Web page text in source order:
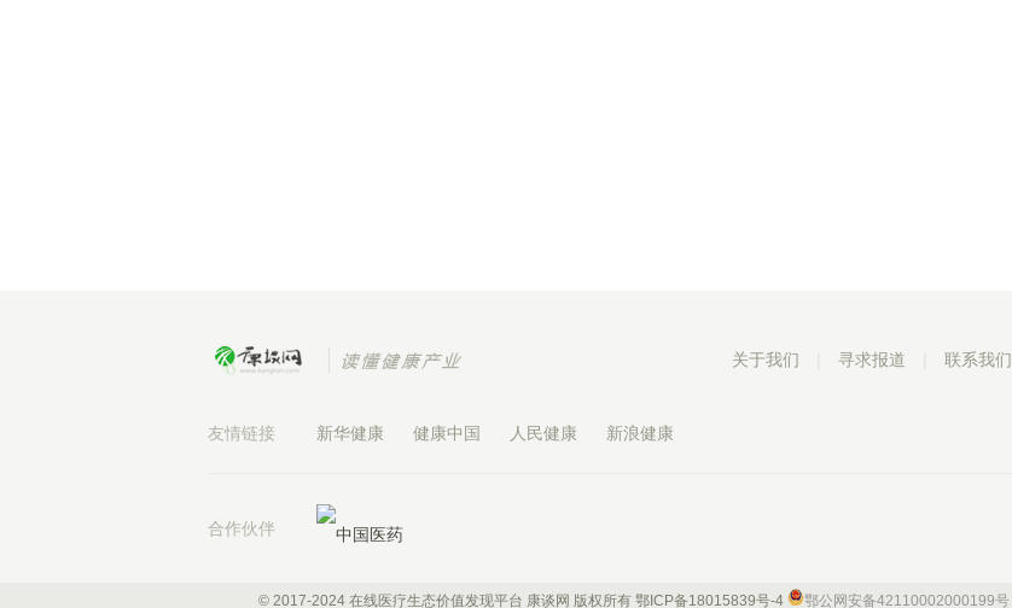
关于我们 寻求报道 联系我们
友情链接 新华健康 健康中国 人民健康 新浪健康
合作伙伴
© 2017-2024 在线医疗生态价值发现平台 康谈网 版权所有 鄂ICP备18015839号-4 鄂公网安备42110002000199号